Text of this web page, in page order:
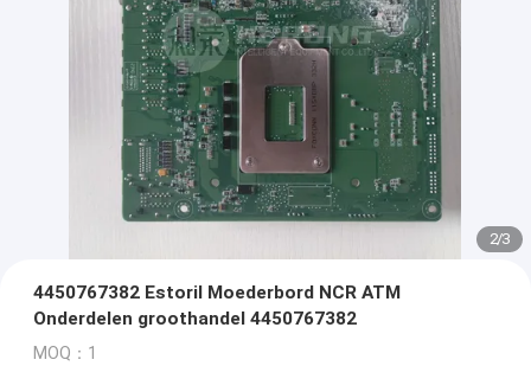
2/3
4450767382 Estoril Moederbord NCR ATM
Onderdelen groothandel 4450767382
MOQ：1